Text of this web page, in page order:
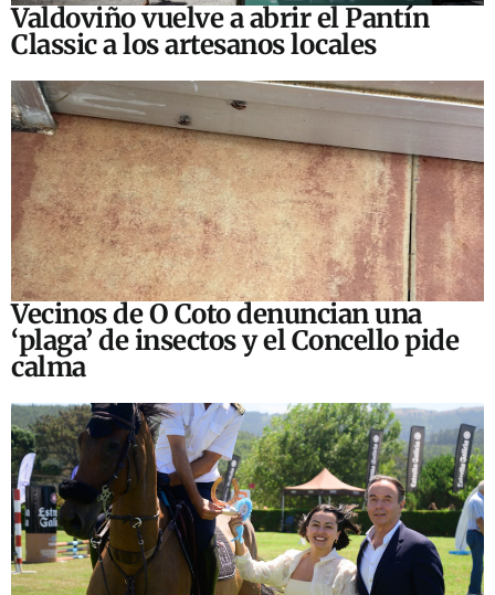
Valdoviño vuelve a abrir el Pantín
Classic a los artesanos locales
Vecinos de O Coto denuncian una
‘plaga’ de insectos y el Concello pide
calma